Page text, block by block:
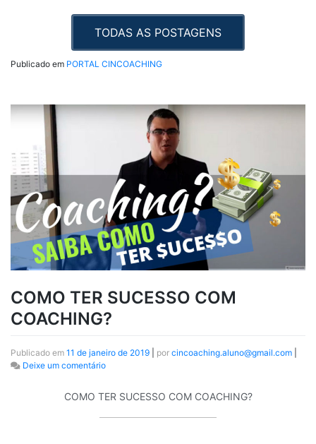
TODAS AS POSTAGENS
Publicado em PORTAL CINCOACHING
COMO TER SUCESSO COM
COACHING?
Publicado em 11 de janeiro de 2019 por cincoaching.aluno@gmail.com
Deixe um comentário
COMO TER SUCESSO COM COACHING?